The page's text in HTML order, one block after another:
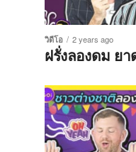
วิดีโอ 2 years ago
ฝรั่งลองดม ย